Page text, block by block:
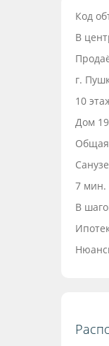
Код
В
г.
10
Дом
Общая
7 мин.
В